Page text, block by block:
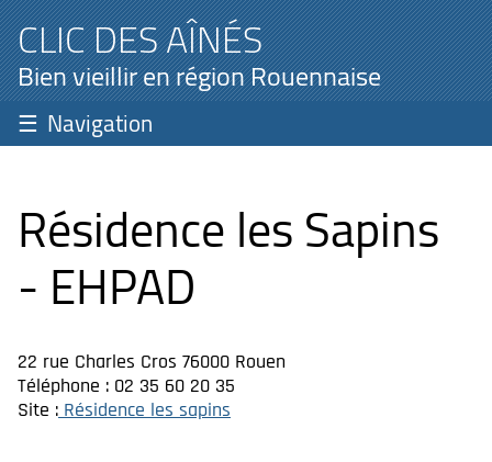
CLIC DES AÎNÉS
Bien vieillir en région Rouennaise
Navigation
Résidence les Sapins
- EHPAD
22 rue Charles Cros 76000 Rouen
Téléphone : 02 35 60 20 35
Site : Résidence les sapins